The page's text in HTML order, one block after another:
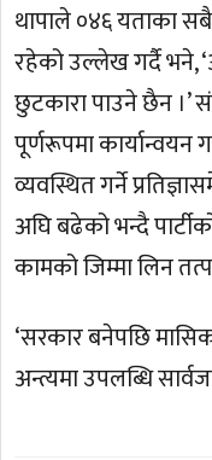
थापाले ०४६ यताका
रहेको उल्लेख गर्दै
छुटकारा पाउने छैन ।’
पूर्णरूपमा कार्यान्वयन
व्यवस्थित गर्ने
अघि बढेको भन्दै
कामको जिम्मा लिन
‘सरकार बनेपछि
अन्त्यमा उपलब्धि